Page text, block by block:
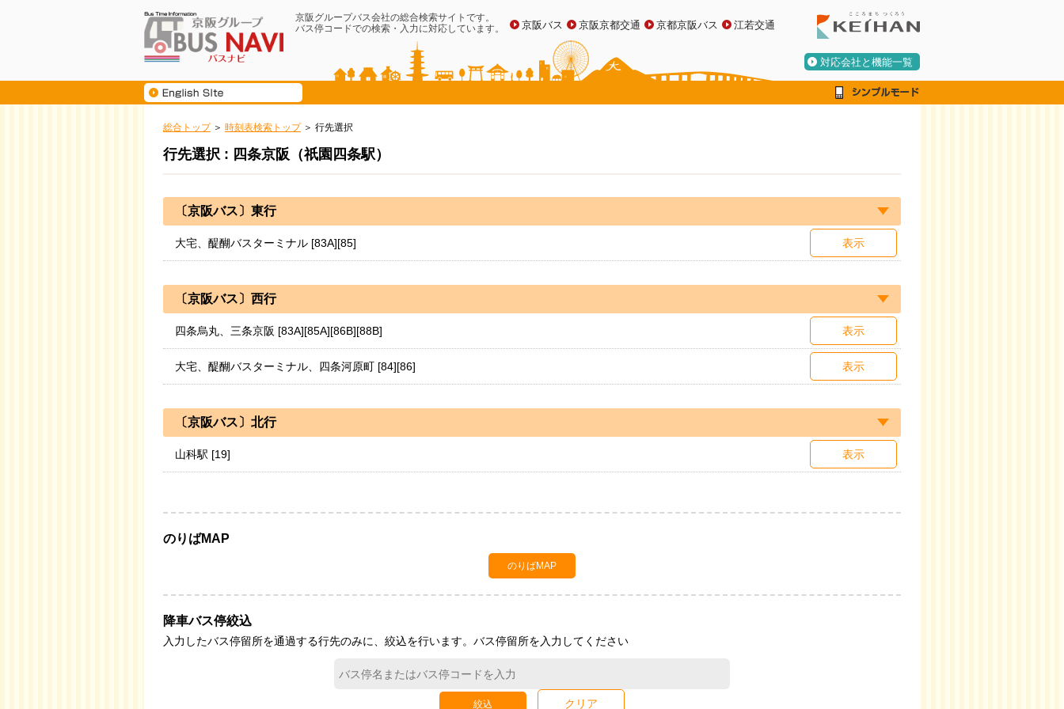
京阪グループバス会社の総合検索サイトです。
バス停コードでの検索・入力に対応しています。
京阪バス 京阪京都交通 京都京阪バス 江若交通
対応会社と機能一覧
総合トップ 時刻表検索トップ 行先選択
行先選択 : 四条京阪（祇園四条駅）
〔京阪バス〕東行
大宅、醍醐バスターミナル [83A][85] 表示
〔京阪バス〕西行
四条烏丸、三条京阪 [83A][85A][86B][88B] 表示
大宅、醍醐バスターミナル、四条河原町 [84][86] 表示
〔京阪バス〕北行
山科駅 [19] 表示
のりばMAP
のりばMAP
降車バス停絞込
入力したバス停留所を通過する行先のみに、絞込を行います。バス停留所を入力してください
絞込 クリア